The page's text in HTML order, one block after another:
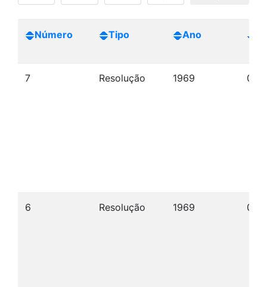
Número Tipo Ano
7 Resolução 1969 04/
6 Resolução 1969 03/